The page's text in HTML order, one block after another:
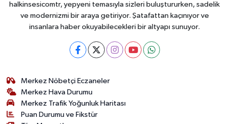
halkinsesicomtr, yepyeni temasıyla sizleri buluştururken, sadelik
ve modernizmi bir araya getiriyor. Şatafattan kaçınıyor ve
insanlara haber okuyabilecekleri bir altyapı sunuyor.
Merkez Nöbetçi Eczaneler
Merkez Hava Durumu
Merkez Trafik Yoğunluk Haritası
Puan Durumu ve Fikstür